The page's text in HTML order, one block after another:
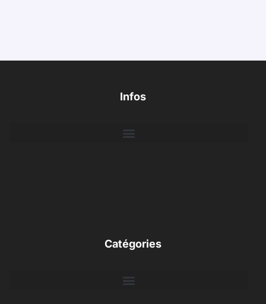
Infos
Catégories